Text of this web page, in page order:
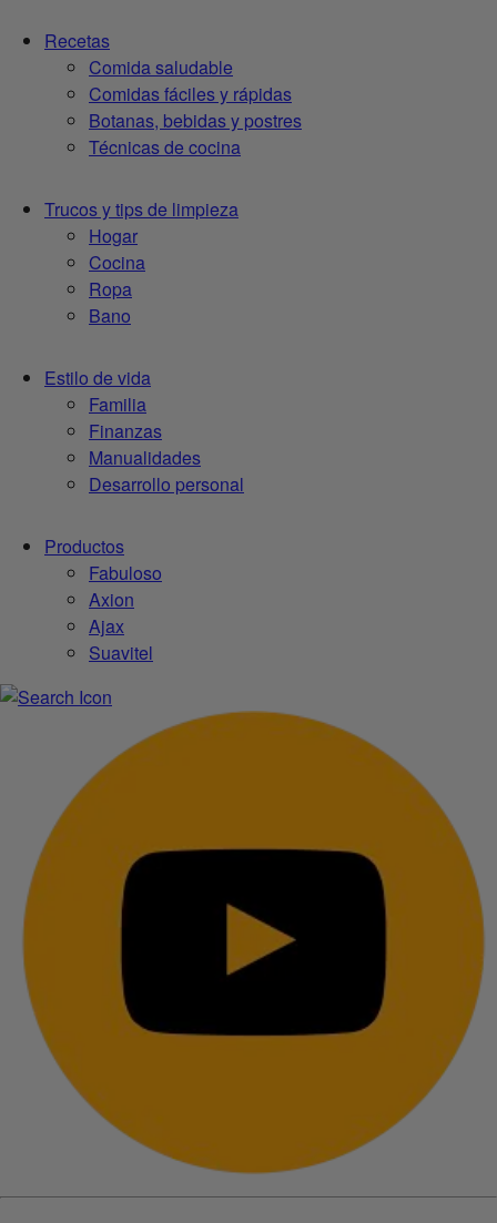
Recetas
Comida saludable
Comidas fáciles y rápidas
Botanas, bebidas y postres
Técnicas de cocina
Trucos y tips de limpieza
Hogar
Cocina
Ropa
Bano
Estilo de vida
Familia
Finanzas
Manualidades
Desarrollo personal
Productos
Fabuloso
Axion
Ajax
Suavitel